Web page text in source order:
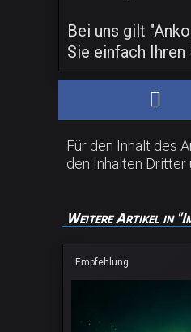
Bei uns gilt
Sie einfach
Für den Inhalt des
den Inhalten Dritter
Weitere Artikel in
Empfehlung